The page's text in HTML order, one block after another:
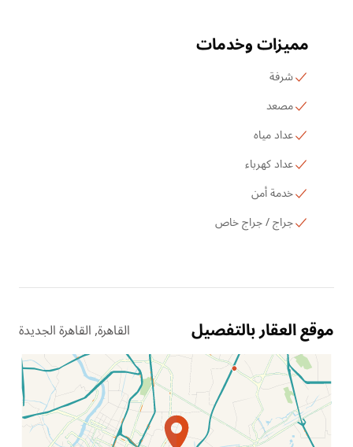
مميزات وخدمات
شرفة
مصعد
عداد مياه
عداد كهرباء
خدمة أمن
جراج / جراج خاص
موقع العقار بالتفصيل القاهرة, القاهرة الجديدة